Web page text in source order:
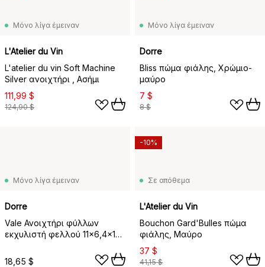
Μόνο λίγα έμειναν
L'Atelier du Vin
L'atelier du vin Soft Machine
Silver ανοιχτήρι , Ασήμι
111,99 $
124,90 $
Μόνο λίγα έμειναν
Dorre
Bliss πώμα φιάλης, Χρώμιο-
μαύρο
7 $
8 $
Μόνο λίγα έμειναν
Dorre
Vale Ανοιχτήρι φύλλων
εκχυλιστή φελλού 11x6,4x1
18,65 $
Σε απόθεμα
L'Atelier du Vin
Bouchon Gard'Bulles πώμα
φιάλης, Μαύρο
37 $
41,15 $
-10%